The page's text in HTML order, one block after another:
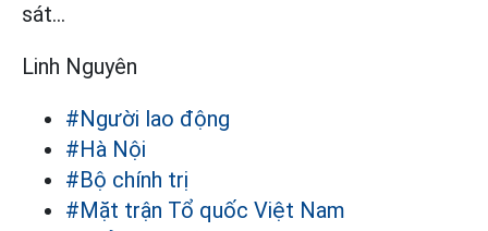
sát…
Linh Nguyên
#Người lao động
#Hà Nội
#Bộ chính trị
#Mặt trận Tổ quốc Việt Nam